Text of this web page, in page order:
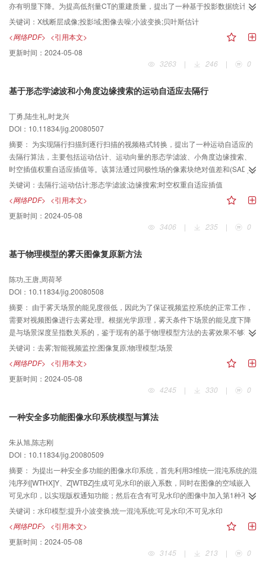
亦有明显下降。为提高低剂量CT的重建质量，提出了一种基于投影数据统计特
性的小波去噪算法。通过分析低剂量投影数据的噪声特性，发现在投影域其噪
声均值和方差接近非线性高斯分布，根据非平稳噪声在平稳小波域中的性质，
结合贝叶斯估计方法对小波系数进行基于最小均方误差的自适应滤波,实现了图
像信噪分离的目的。滤波完成后，采用常规滤波反投影（FBP）法重建CT图
像。较传统算法，该方法具有较高的信噪比，实验结果表明，该算法能够有效
关键词： X线断层成像;投影域;图像去噪;小波变换;贝叶斯估计
<网络PDF> <引用本文>
更新时间： 2024-05-08
3263
| 246 | 0
基于形态学滤波和小角度边缘搜索的运动自适应去隔行
丁勇,陆生礼,时龙兴
DOI：10.11834/jig.20080507
摘要： 为实现隔行扫描到逐行扫描的视频格式转换，提出了一种运动自适应的
去隔行算法，主要包括运动估计、运动向量的形态学滤波、小角度边缘搜索、
时空插值权重自适应插值等。该算法通过同极性场的像素块绝对值差和(SAD)与
运动阈值的比较实现运动估计，并对运动向量进行形态学滤波处理，消除噪声
影响。在小角度边缘搜索中采用自适应搜索半径和并行搜索树的策略实现最小
6°的检测精度。最后，通过时空权重自适应的插值算法实现去隔行处理，取得
了很好的处理效果。
关键词： 去隔行;运动估计;形态学滤波;边缘搜索;时空权重自适应插值
<网络PDF> <引用本文>
更新时间： 2024-05-08
3406
| 235 | 0
基于物理模型的雾天图像复原新方法
陈功,王唐,周荷琴
DOI：10.11834/jig.20080508
摘要： 由于雾天场景的能见度很低，因此为了保证视频监控系统的正常工作，
需要对视频图像进行去雾处理。根据光学原理，雾天条件下场景的能见度下降
是与场景深度呈指数关系的，鉴于现有的基于物理模型方法的去雾效果不够理
想，因此提出了一种新的基于物理模型的图像复原方法，该方法首先对雾天场
景的光学成像建模；然后借助于一张晴天和一张雾天场景的参考图像，计算出
场景各点的深度比关系，最后利用深度关系复原雾天图像或雾天视频。实验结
果证明，该方法是有效的和实用的。
关键词： 去雾;智能视频监控;图像复原;物理模型;场景
<网络PDF> <引用本文>
更新时间： 2024-05-08
4245
| 330 | 0
一种安全多功能图像水印系统模型与算法
朱从旭,陈志刚
DOI：10.11834/jig.20080509
摘要： 为提出一种安全多功能的图像水印系统，首先利用3维统一混沌系统的混
沌序列[WTHX]Y、Z[WTBZ]生成可见水印的嵌入系数，同时在图像的空域嵌入
可见水印，以实现版权通知功能；然后在含有可见水印的图像中加入第1种不可
见水印，以实现版权保护功能；最后再在消除可见水印的图像中加入第2种不可
见水印，以实现非授权拷贝跟踪。两种不可见水印的嵌入位置都由统一混沌系
统的混沌序列[WTHX]X、Y[WTBZ]随机选择，并基于一种新的双参数量化技术
在选择的图像子块小波域低频系数中嵌入水印，并能进行盲提取。实验结果表
明，可见水印能被授权用户完全消除，但很难被非授权用户消除；而不可见水
关键词： 水印模型;提升小波变换;统一混沌系统;可见水印;不可见水印
<网络PDF> <引用本文>
更新时间： 2024-05-08
3145
| 213 | 0